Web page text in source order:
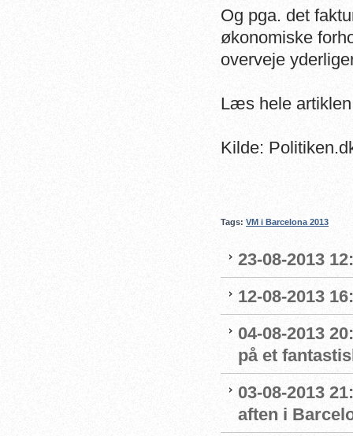
Og pga. det
økonomiske
overveje
Læs hele
Kilde:
Tags: VM i Barcelona 2013
23-08-2013
12-08-2013
04-08-2013
på et
03-08-2013
aften i